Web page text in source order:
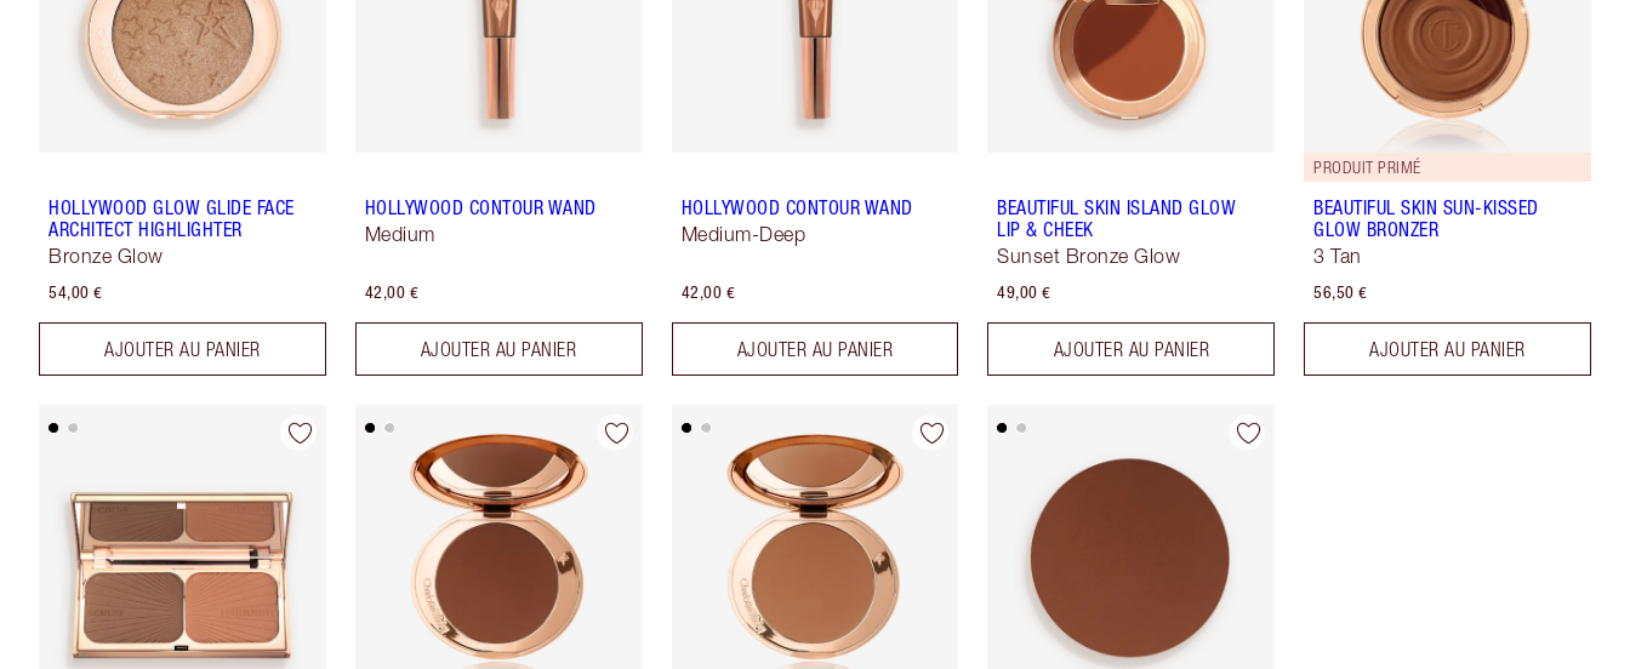
HOLLYWOOD GLOW GLIDE FACE
ARCHITECT HIGHLIGHTER
Bronze Glow
54,00 €
AJOUTER AU PANIER
HOLLYWOOD CONTOUR WAND
Medium
42,00 €
AJOUTER AU PANIER
HOLLYWOOD CONTOUR WAND
Medium-Deep
42,00 €
AJOUTER AU PANIER
BEAUTIFUL SKIN ISLAND GLOW
LIP & CHEEK
Sunset Bronze Glow
49,00 €
AJOUTER AU PANIER
PRODUIT PRIMÉ
BEAUTIFUL SKIN SUN-KISSED
GLOW BRONZER
3 Tan
56,50 €
AJOUTER AU PANIER